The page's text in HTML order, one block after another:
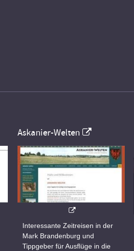
Askanier-Welten
Interessante Zeitreisen in der
Mark Brandenburg und
Tippgeber für Ausflüge in die